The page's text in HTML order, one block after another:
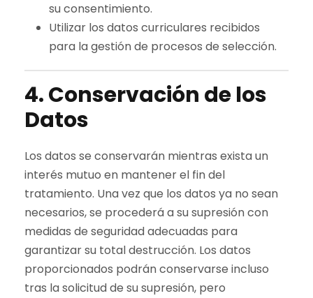
su consentimiento.
Utilizar los datos curriculares recibidos
para la gestión de procesos de selección.
4. Conservación de los
Datos
Los datos se conservarán mientras exista un
interés mutuo en mantener el fin del
tratamiento. Una vez que los datos ya no sean
necesarios, se procederá a su supresión con
medidas de seguridad adecuadas para
garantizar su total destrucción. Los datos
proporcionados podrán conservarse incluso
tras la solicitud de su supresión, pero